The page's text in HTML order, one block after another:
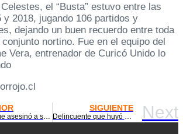
el “Busta” estuvo entre las
y 2018, jugando 106 partidos y
dejando un buen recuerdo entre toda
nortino. Fue en el equipo del
Vera, entrenador de Curicó Unido lo
Sujeto que asesinó a su esposa en Lontué arriesga cadena perpetua calificada
SIGUIENTE
Delincuente que huyó de control policial tenía 3 órdenes de detención pendientes Next